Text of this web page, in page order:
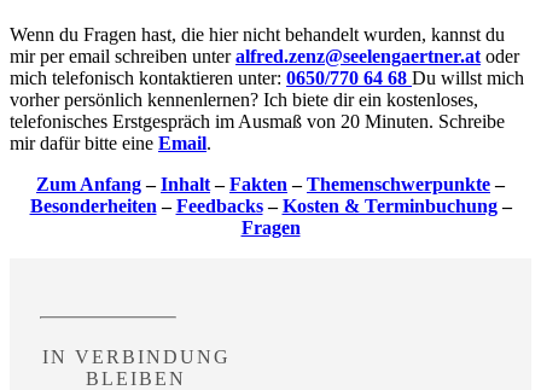
Wenn du Fragen hast, die hier nicht behandelt wurden, kannst du
mir per email schreiben unteralfred.zenz@seelengaertner.at oder
mich telefonisch kontaktieren unter: 0650/770 64 68 Du willst mich
vorher persönlich kennenlernen? Ich biete dir ein kostenloses,
telefonisches Erstgespräch im Ausmaß von 20 Minuten. Schreibe
mir dafür bitte eine Email.
Zum Anfang–Inhalt–Fakten –Themenschwerpunkte–
Besonderheiten –Feedbacks–Kosten & Terminbuchung–
Fragen
IN VERBINDUNG
BLEIBEN